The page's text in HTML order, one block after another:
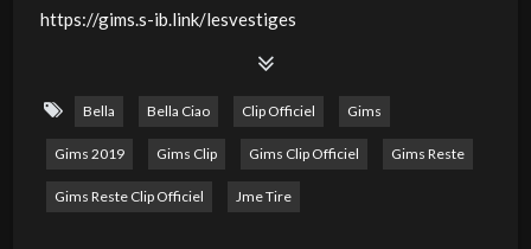
https://gims.s-ib.link/lesvestiges​
———————————————————————-
Instagram : https://instagram.com/gims
Twitter : https://twitter.com/gims
Snapchat : Warano75
Bella Bella Ciao Clip Officiel Gims
Gims 2019 Gims Clip Gims Clip Officiel Gims Reste
Gims Reste Clip Officiel Jme Tire